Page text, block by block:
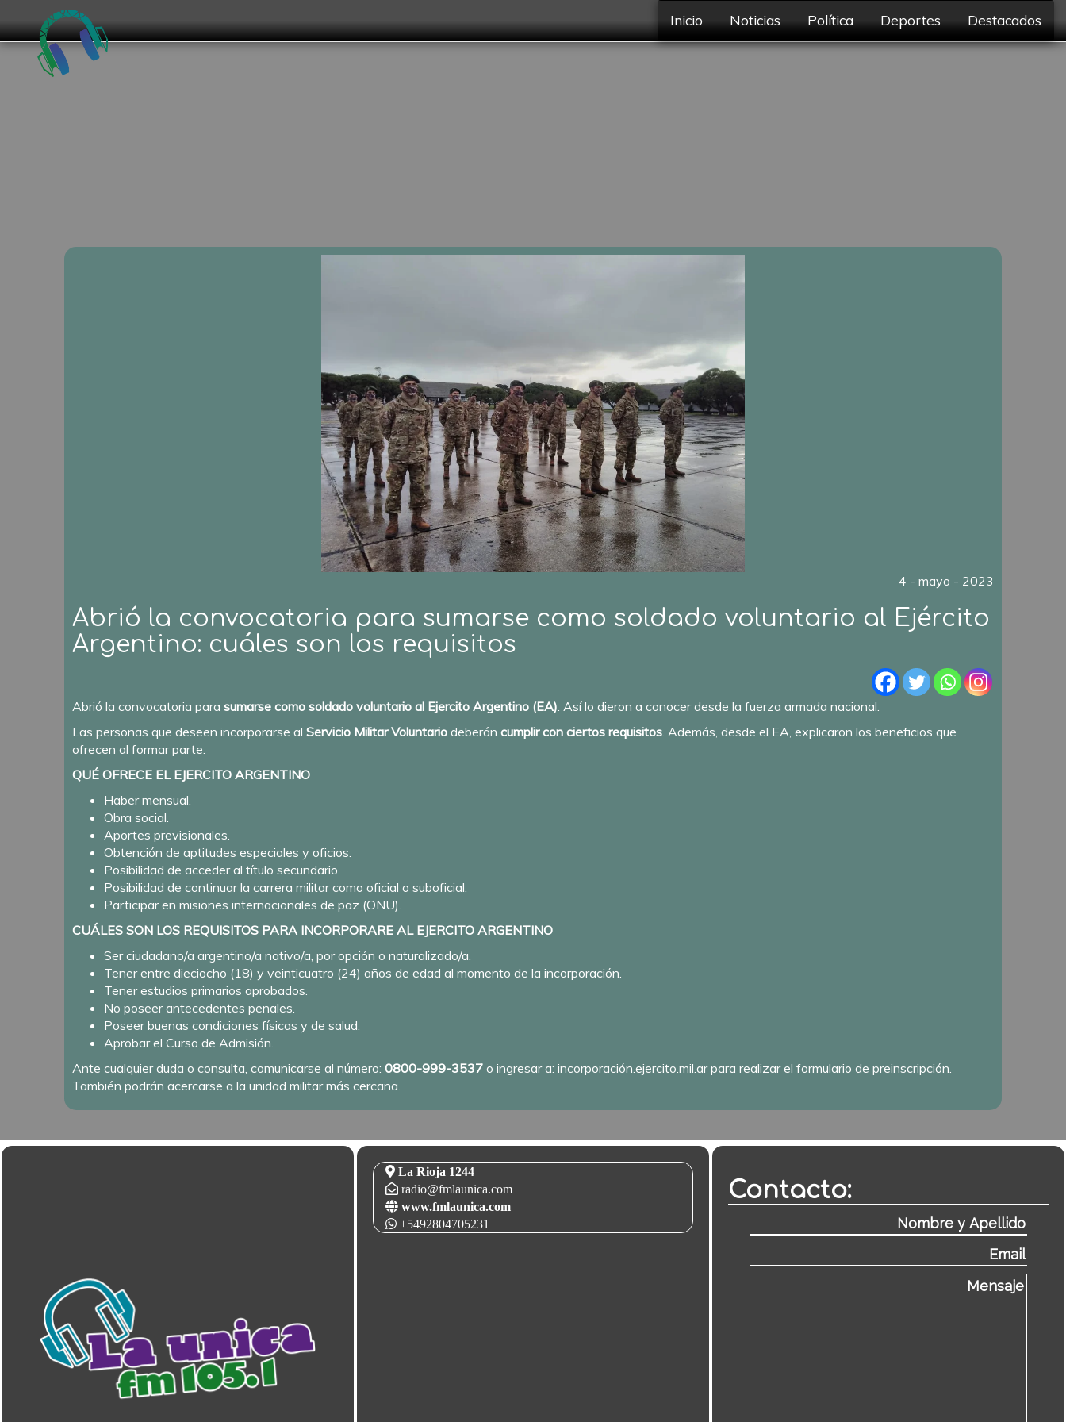
Inicio Noticias Política Deportes Destacados
4 - mayo - 2023
Abrió la convocatoria para sumarse como soldado voluntario al Ejército
Argentino: cuáles son los requisitos
Abrió la convocatoria parasumarse como soldado voluntario al Ejercito Argentino (EA) . Así lo dieron a conocer desde la fuerza armada nacional.
Las personas que deseen incorporarse alServicio Militar Voluntario deberán cumplir con ciertos requisitos . Además, desde el EA, explicaron los beneficios que
ofrecen al formar parte.
QUÉ OFRECE EL EJERCITO ARGENTINO
Haber mensual.
Obra social.
Aportes previsionales.
Obtención de aptitudes especiales y oficios.
Posibilidad de acceder al título secundario.
Posibilidad de continuar la carrera militar como oficial o suboficial.
Participar en misiones internacionales de paz (ONU).
CUÁLES SON LOS REQUISITOS PARA INCORPORARE AL EJERCITO ARGENTINO
Ser ciudadano/a argentino/a nativo/a, por opción o naturalizado/a.
Tener entre dieciocho (18) y veinticuatro (24) años de edad al momento de la incorporación.
Tener estudios primarios aprobados.
No poseer antecedentes penales.
Poseer buenas condiciones físicas y de salud.
Aprobar el Curso de Admisión.
Ante cualquier duda o consulta, comunicarse al número: 0800-999-3537o ingresar a:incorporación.ejercito.mil.arpara realizar el formulario de preinscripción.
También podrán acercarse a la unidad militar más cercana.
La Rioja 1244
radio@fmlaunica.com
www.fmlaunica.com
+5492804705231
Contacto: